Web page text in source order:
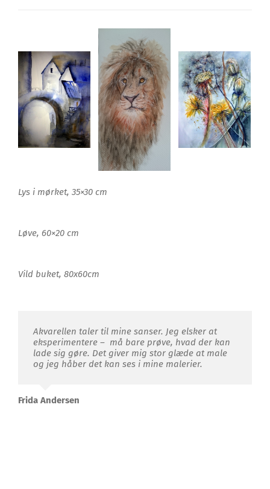
Lys i mørket, 35×30 cm
Løve, 60×20 cm
Vild buket, 80x60cm
Akvarellen taler til mine sanser. Jeg elsker at
eksperimentere – må bare prøve, hvad der kan
lade sig gøre. Det giver mig stor glæde at male
og jeg håber det kan ses i mine malerier.
Frida Andersen